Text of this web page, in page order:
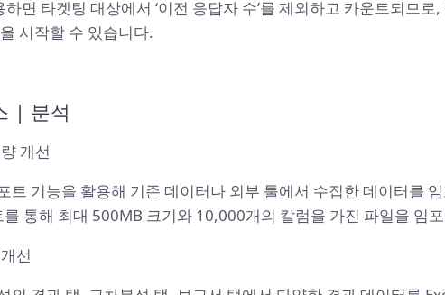
하면 타겟팅 대상에서 ‘이전 응답자 수’를 제외하고 카운트되므
시작할 수 있습니다.
| 분석
개선
트 기능을 활용해 기존 데이터나 외부 툴에서 수집한 데이터를
통해 최대 500MB 크기와 10,000개의 칼럼을 가진 파일을 임
선